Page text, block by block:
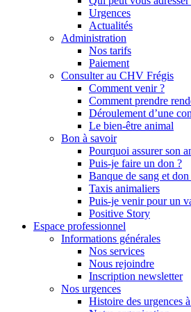
Urgences
Actualités
Administration
Nos tarifs
Paiement
Consulter au CHV Frégis
Comment venir ?
Comment prendre
Déroulement d’une
Le bien-être animal
Bon à savoir
Pourquoi assurer son
Puis-je faire un don ?
Banque de sang et don
Taxis animaliers
Puis-je venir pour un
Positive Story
Espace professionnel
Informations générales
Nos services
Nous rejoindre
Inscription newsletter
Nos urgences
Histoire des urgences